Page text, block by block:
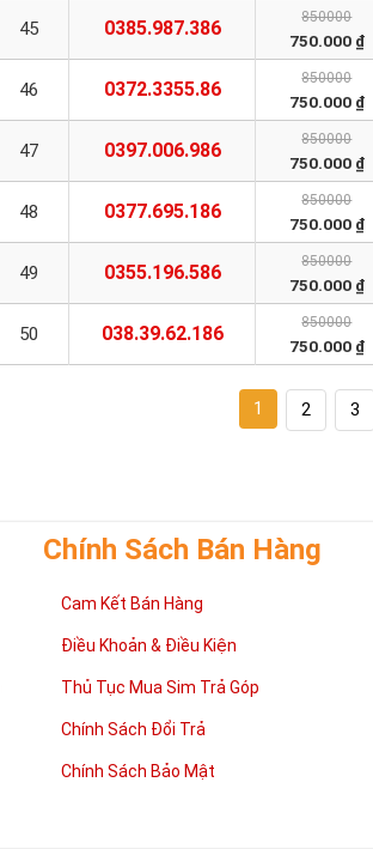
45 0385.987.386 850000
750.000 ₫
46 0372.3355.86 850000
750.000 ₫
47 0397.006.986 850000
750.000 ₫
48 0377.695.186 850000
750.000 ₫
49 0355.196.586 850000
750.000 ₫
50 038.39.62.186 850000
750.000 ₫
1 2 3
Chính Sách Bán Hàng
Cam Kết Bán Hàng
Điều Khoản & Điều Kiện
Thủ Tục Mua Sim Trả Góp
Chính Sách Đổi Trả
Chính Sách Bảo Mật